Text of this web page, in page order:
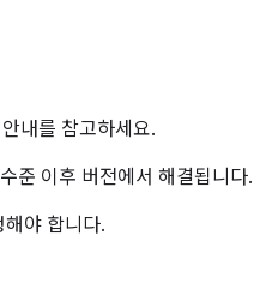
안내를 참고하세요.
이후 버전에서 해결됩니다.
야 합니다.